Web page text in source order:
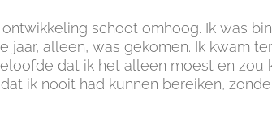
schoot omhoog. Ik was
alleen, was gekomen. Ik kwam
dat ik het alleen moest en zou
ik nooit had kunnen bereiken,